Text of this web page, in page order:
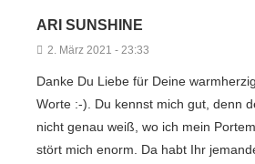
ARI SUNSHINE
2. März 2021 - 23:33
Danke Du Liebe für Deine
Worte :-). Du kennst mich gut, denn
nicht genau weiß, wo ich mein
stört mich enorm. Da habt Ihr